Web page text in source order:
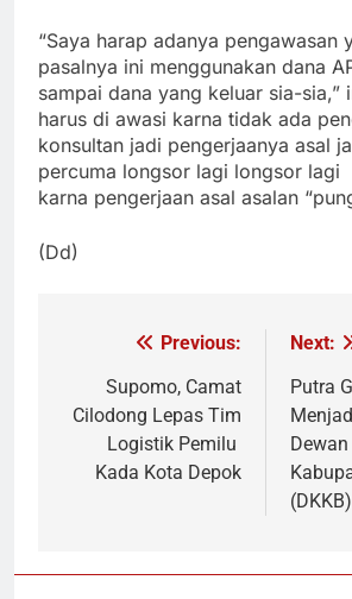
“Saya harap adanya pengawasan
pasalnya ini menggunakan dana
sampai dana yang keluar sia-sia,”
harus di awasi karna tidak ada
konsultan jadi pengerjaanya asal
percuma longsor lagi longsor lagi
karna pengerjaan asal asalan
(Dd)
Navigasi
pos
Previous:
Supomo, Camat
Cilodong Lepas Tim
Logistik Pemilu
Kada Kota Depok
Next:
Putra
(DKKB)